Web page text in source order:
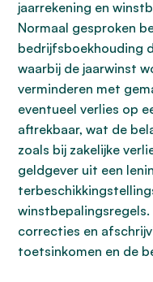
jaarrekening en
Normaal gesproken
bedrijfsboekhouding
waarbij de jaarwinst
verminderen met
eventueel verlies op
aftrekbaar, wat de
zoals bij zakelijke
geldgever uit een
correcties en
toetsinkomen en de